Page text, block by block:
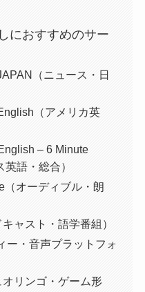
におすすめのサー
（ニュース・日
（アメリカ英
– 6 Minute
語・総合）
（オーディブル・朗
ャスト・語学番組）
ー・音声プラットフォ
リンゴ・ゲーム形